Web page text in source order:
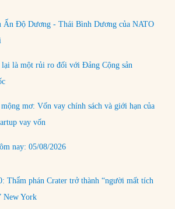
Ấn Độ Dương - Thái Bình Dương của NATO
lại là một rủi ro đối với Đảng Cộng sản
mơ: Vốn vay chính sách và giới hạn của
vay vốn
nay: 05/08/2026
Thẩm phán Crater trở thành “người mất tích
New York